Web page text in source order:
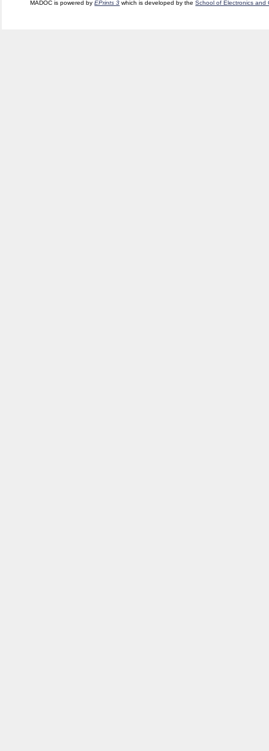
MADOC is powered byEPrints 3 which is developed by theSchool of Electronics and